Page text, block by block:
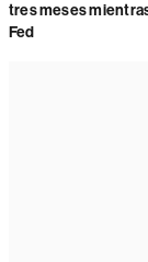
tres meses
Fed